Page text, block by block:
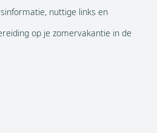
nuttige links en
op je zomervakantie in de